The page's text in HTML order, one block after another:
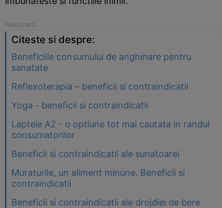
Citeste si despre:
Beneficiile consumului de anghinare pentru
sanatate
Reflexoterapia – beneficii si contraindicatii
Yoga - beneficii si contraindicatii
Laptele A2 - o optiune tot mai cautata in randul
consumatorilor
Beneficii si contraindicatii ale sunatoarei
Muraturile, un aliment minune. Beneficii si
contraindicatii
Beneficii si contraindicatii ale drojdiei de bere